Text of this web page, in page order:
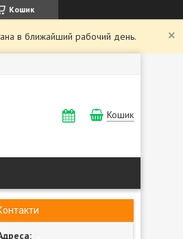
Кошик
в ближайший рабочий день.
Кошик